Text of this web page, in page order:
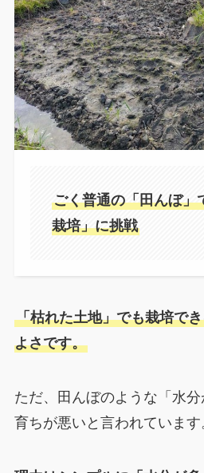
ごく普通の「田んぼ」
栽培」に挑戦
「枯れた土地」でも栽培で
よさです。
ただ、田んぼのような「水分
育ちが悪いと言われています